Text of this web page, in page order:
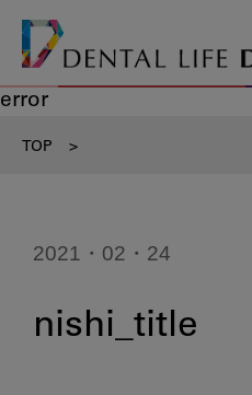
error
TOP >
2021・02・24
nishi_title